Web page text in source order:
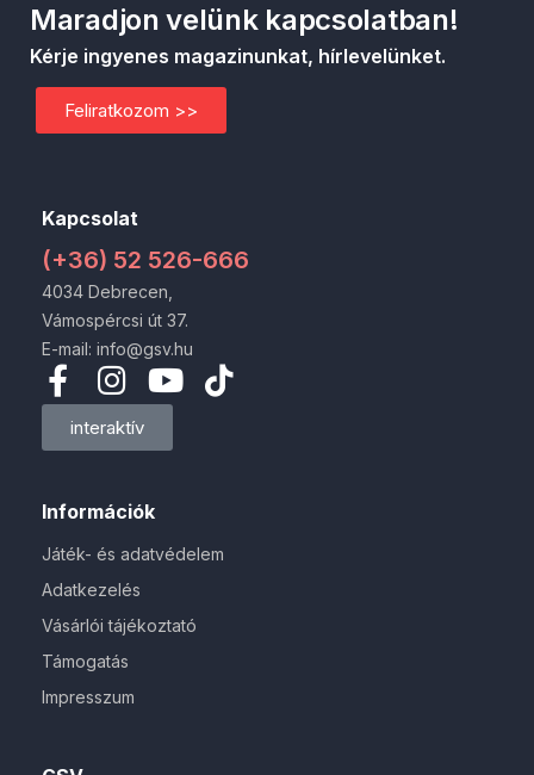
Információk
Játék- és adatvédelem
Adatkezelés
Vásárlói tájékoztató
Támogatás
Impresszum
Kapcsolat
(+36) 52 526-666
4034 Debrecen,
Vámospércsi út 37.
E-mail: info@gsv.hu
interaktív
Maradjon velünk kapcsolatban!
Kérje ingyenes magazinunkat, hírlevelünket.
Feliratkozom >>